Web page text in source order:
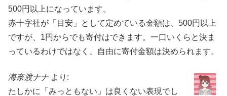
500円以上になっています。
赤十字社が「目安」として定めている金額は、500円以上
ですが、1円からでも寄付はできます。一口いくらと決ま
っているわけではなく、自由に寄付金額は決められます。
海奈渡ナナ より:
たしかに「みっともない」は良くない表現でし